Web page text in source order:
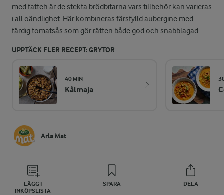
med fatteh är de stekta brödbitarna vars tillbehör kan varieras
i all oändlighet. Här kombineras färsfylld aubergine med
färdig tomatsås som gör rätten både god och snabblagad.
UPPTÄCK FLER RECEPT: GRYTOR
40 MIN
Kålmaja
Arla Mat
LÄGG I
INKÖPSLISTA
SPARA DELA